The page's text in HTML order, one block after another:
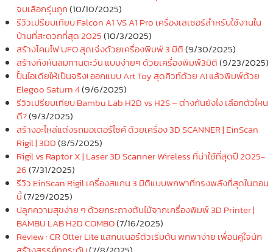
จบเลือกรุ่นถูก(10/10/2025)
รีวิวเปรียบเทียบ Falcon A1 VS A1 Pro เครื่องเลเซอร์สำหรับใช้งานใน
บ้านที่สะดวกที่สุด 2025(10/3/2025)
สร้างโคมไฟ UFO สุดเจ๋งด้วยเครื่องพิมพ์ 3 มิติ(9/30/2025)
สร้างกังหันลมทานตะวัน แบบง่ายๆ ด้วยเครื่องพิมพ์3มิติ(9/23/2025)
ปั้นไอเดียให้เป็นจริง! ออกแบบ Art Toy สุดคิวท์ด้วย AI แล้วพิมพ์ด้วย
Elegoo Saturn 4(9/6/2025)
รีวิวเปรียบเทียบ Bambu Lab H2D vs H2S – ต่างกันยังไง เลือกตัวไหน
ดี?(9/3/2025)
สร้างอะไหล่แต่งรถมอเตอร์ไซค์ ด้วยเครื่อง 3D SCANNER | EinScan
Rigil | 3DD(8/5/2025)
Rigil vs Raptor X | Laser 3D Scanner Wireless ที่น่าใช้ที่สุดปี 2025-
26(7/31/2025)
รีวิว EinScan Rigil เครื่องสแกน 3 มิติแบบพกพาที่ทรงพลังที่สุดในตอน
นี้(7/29/2025)
ปลูกความสุขง่าย ๆ ด้วยกระถางต้นไม้จากเครื่องพิมพ์ 3D Printer |
BAMBU LAB H2D COMBO(7/16/2025)
Review : CR Otter Lite แสกนเนอร์ตัวเริ่มต้น พกพาง่าย เพื่อนคู่ใจนัก